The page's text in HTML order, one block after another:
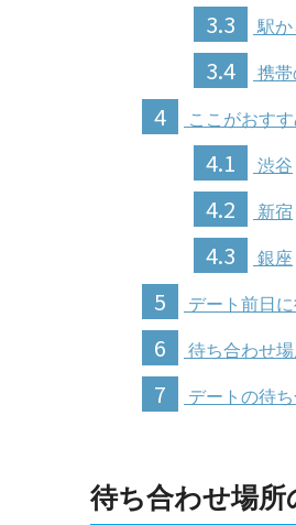
3.3 駅
3.4 携
4 ここがおす
4.1 渋谷
4.2 新宿
4.3 銀座
5 デート前日
6 待ち合わせ
7 デートの待
待ち合わせ場所